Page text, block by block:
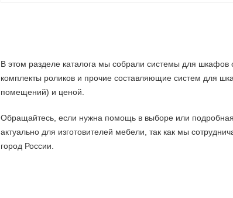
В этом разделе каталога мы собрали системы для
комплекты роликов и прочие составляющие систем для
помещений) и ценой.
Обращайтесь, если нужна помощь в выборе или
актуально для изготовителей мебели, так как мы
город России.